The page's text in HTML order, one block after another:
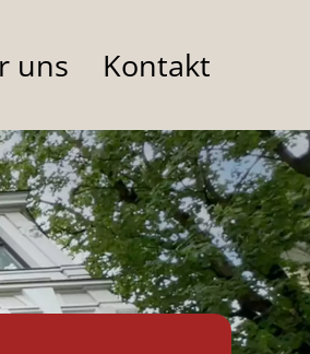
uns Kontakt